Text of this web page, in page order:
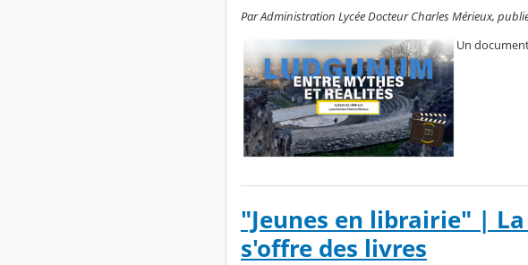
Par Administration Lycée Docteur Charles Mérieux,
Un
"Jeunes en librairie" |
s'offre des livres